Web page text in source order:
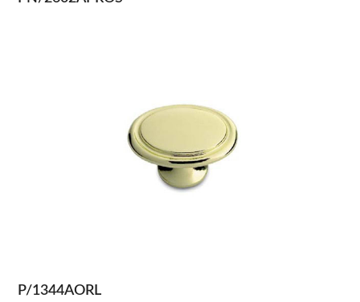
P/1344AORL